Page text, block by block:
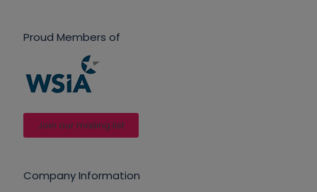
Proud Members of
Join our mailing list
Company Information